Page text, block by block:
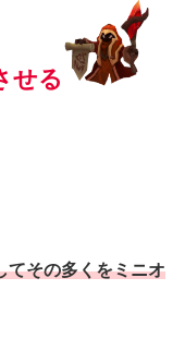
せる
てその多くをミニオ